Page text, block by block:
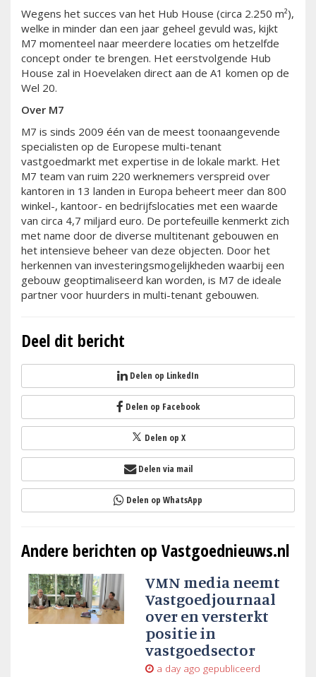
Wegens het succes van het Hub House (circa 2.250 m²),
welke in minder dan een jaar geheel gevuld was, kijkt
M7 momenteel naar meerdere locaties om hetzelfde
concept onder te brengen. Het eerstvolgende Hub
House zal in Hoevelaken direct aan de A1 komen op de
Wel 20.
Over M7
M7 is sinds 2009 één van de meest toonaangevende
specialisten op de Europese multi-tenant
vastgoedmarkt met expertise in de lokale markt. Het
M7 team van ruim 220 werknemers verspreid over
kantoren in 13 landen in Europa beheert meer dan 800
winkel-, kantoor- en bedrijfslocaties met een waarde
van circa 4,7 miljard euro. De portefeuille kenmerkt zich
met name door de diverse multitenant gebouwen en
het intensieve beheer van deze objecten. Door het
herkennen van investeringsmogelijkheden waarbij een
gebouw geoptimaliseerd kan worden, is M7 de ideale
partner voor huurders in multi-tenant gebouwen.
Deel dit bericht
Delen op LinkedIn
Delen op Facebook
Delen op X
Delen via mail
Delen op WhatsApp
Andere berichten op Vastgoednieuws.nl
VMN media neemt
Vastgoedjournaal
over en versterkt
positie in
vastgoedsector
a day ago gepubliceerd